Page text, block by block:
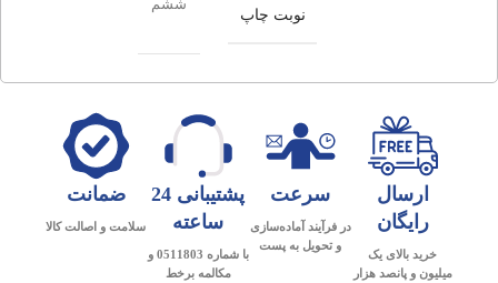
نوبت چاپ
ششم
ارسال
رایگان
خرید بالای یک
میلیون و پانصد هزار
سرعت
در فرآیند آماده‌سازی
و تحویل به پست
پشتیبانی 24
ساعته
با شماره 0511803 و
مکالمه برخط
ضمانت
سلامت و اصالت کالا